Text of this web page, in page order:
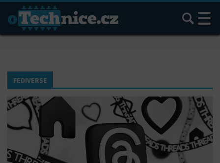
Hledat
FEDIVERSE